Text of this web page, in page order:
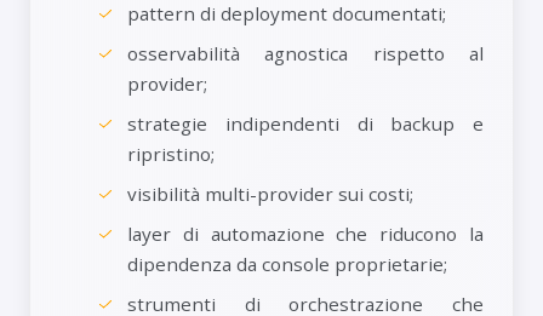
pattern di deployment documentati;
osservabilità agnostica rispetto al
provider;
strategie indipendenti di backup e
ripristino;
visibilità multi-provider sui costi;
layer di automazione che riducono la
dipendenza da console proprietarie;
strumenti di orchestrazione che